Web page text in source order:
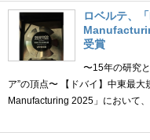
ロベルテ、
受賞
〜15年の研究
ア”の頂点〜 【ドバイ】中東最
Manufacturing 2025」において